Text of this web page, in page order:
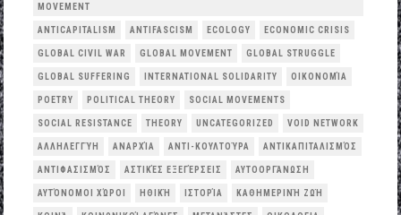
MOVEMENT
ANTICAPITALISM ANTIFASCISM ECOLOGY ECONOMIC CRISIS
GLOBAL CIVIL WAR GLOBAL MOVEMENT GLOBAL STRUGGLE
GLOBAL SUFFERING INTERNATIONAL SOLIDARITY OΙΚΟΝΟΜΊΑ
POETRY POLITICAL THEORY SOCIAL MOVEMENTS
SOCIAL RESISTANCE THEORY UNCATEGORIZED VOID NETWORK
ΑΛΛΗΛΕΓΓΎΗ ΑΝΑΡΧΊΑ ΑΝΤΙ-ΚΟΥΛΤΟΎΡΑ ΑΝΤΙΚΑΠΙΤΑΛΙΣΜΌΣ
ΑΝΤΙΦΑΣΙΣΜΌΣ ΑΣΤΙΚΈΣ ΕΞΕΓΈΡΣΕΙΣ ΑΥΤΟΟΡΓΆΝΩΣΗ
ΑΥΤΌΝΟΜΟΙ ΧΏΡΟΙ ΗΘΙΚΉ ΙΣΤΟΡΊΑ ΚΑΘΗΜΕΡΙΝΉ ΖΩΉ